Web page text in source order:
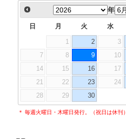
年
日 月 火 水
1 2 3
7
8 9 10
14
15 16 17
21
22 23 24
28
29 30
＊ 毎週火曜日・木曜日発行。（祝日は休刊）